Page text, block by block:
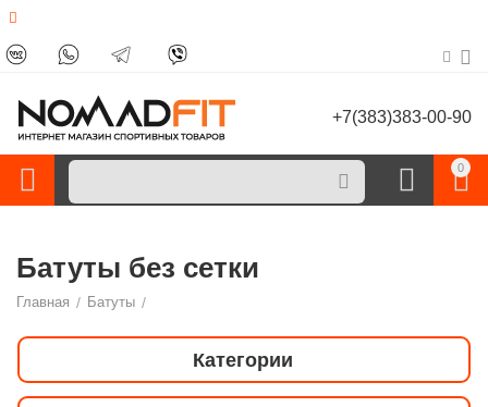
+7(383)383-00-90
0
Батуты без сетки
Главная / Батуты /
Категории